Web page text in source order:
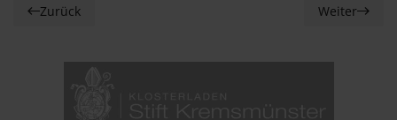
Zurück Weiter